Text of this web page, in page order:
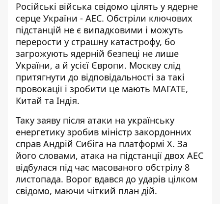
Російські війська свідомо цілять у ядерне
серце України - АЕС. Обстріли ключових
підстанцій не є випадковими і можуть
перерости у страшну катастрофу, бо
загрожують ядерній безпеці не лише
України, а й усієї Європи. Москву слід
притягнути до відповідальності за такі
провокації і зробити це мають МАГАТЕ,
Китай та Індія.
Таку заяву після атаки на українську
енергетику зробив міністр закордонних
справ Андрій Сибіга на платформі Х. За
його словами, атака на підстанції двох АЕС
відбулася під час масованого обстрілу 8
листопада. Ворог вдався до ударів цілком
свідомо, маючи чіткий план дій.